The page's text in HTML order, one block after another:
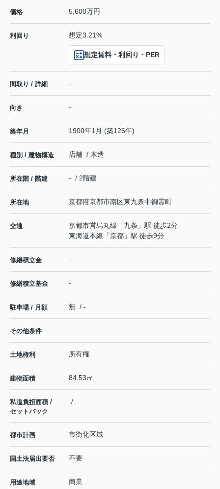
価格 5,600万円
利回り 想定3.21%
想定賃料・利回り・PER
間取り / 詳細 -
向き -
築年月 1900年1月 (築126年)
種別 / 建物構造 店舗 / 木造
所在階 / 階建 - / 2階建
所在地 京都府京都市南区東九条中御霊町
交通 京都市営烏丸線 「九条 」駅 徒歩2分
東海道本線 「京都 」駅 徒歩9分
修繕積立金 -
修繕積立基金 -
駐車場 / 月額 無 / -
その他条件
土地権利 所有権
建物面積 84.53㎡
私道負担面積 /
セットバック
-/-
都市計画 市街化区域
国土法届出要否 不要
用途地域 商業